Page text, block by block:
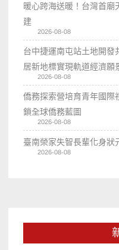
暖心跨海送暖！台灣首
建
2026-08-08
台中捷運南屯站土地開發
居新地標實現軌道經濟願
2026-08-08
僑務探索營培育青年國際
鎖全球僑務藍圖
2026-08-08
臺南榮家失智長輩化身狀
2026-08-08